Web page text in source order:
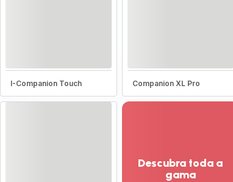
I-Companion Touch Companion XL Pro
Descubra toda a
gama